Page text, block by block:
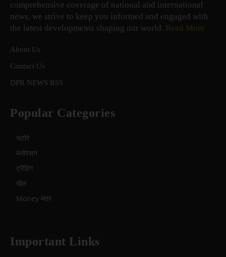
comprehensive coverage of national and international
news, we strive to keep you informed and engaged with
the latest developments shaping our world. Read More
About Us
Contact Us
DPR NEWS RSS
Popular Categories
चटोरे
मनोरंजन
ट्रेंडिंग
खेल
Money मंत्र
Important Links